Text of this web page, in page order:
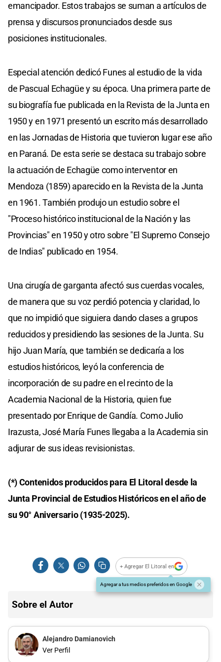
emancipador. Estos trabajos se suman a artículos de
prensa y discursos pronunciados desde sus
posiciones institucionales.
Especial atención dedicó Funes al estudio de la vida
de Pascual Echagüe y su época. Una primera parte de
su biografía fue publicada en la Revista de la Junta en
1950 y en 1971 presentó un escrito más desarrollado
en las Jornadas de Historia que tuvieron lugar ese año
en Paraná. De esta serie se destaca su trabajo sobre
la actuación de Echagüe como interventor en
Mendoza (1859) aparecido en la Revista de la Junta
en 1961. También produjo un estudio sobre el
"Proceso histórico institucional de la Nación y las
Provincias" en 1950 y otro sobre "El Supremo Consejo
de Indias" publicado en 1954.
Una cirugía de garganta afectó sus cuerdas vocales,
de manera que su voz perdió potencia y claridad, lo
que no impidió que siguiera dando clases a grupos
reducidos y presidiendo las sesiones de la Junta. Su
hijo Juan María, que también se dedicaría a los
estudios históricos, leyó la conferencia de
incorporación de su padre en el recinto de la
Academia Nacional de la Historia, quien fue
presentado por Enrique de Gandía. Como Julio
Irazusta, José María Funes llegaba a la Academia sin
adjurar de sus ideas revisionistas.
(*) Contenidos producidos para El Litoral desde la
Junta Provincial de Estudios Históricos en el año de
su 90° Aniversario (1935-2025).
+ Agregar El Litoral en
Agregar a tus medios preferidos en Google
Sobre el Autor
Alejandro Damianovich
Ver Perfil